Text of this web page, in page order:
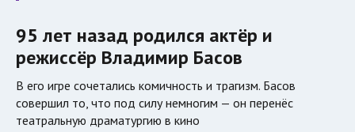
95 лет назад родился актёр и
режиссёр Владимир Басов
В его игре сочетались комичность и трагизм. Басов
совершил то, что под силу немногим — он перенёс
театральную драматургию в кино